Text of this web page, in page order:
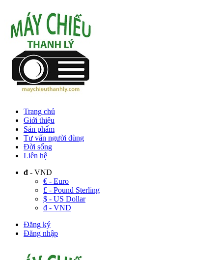
Trang chủ
Giới thiệu
Sản phẩm
Tư vấn người dùng
Đời sống
Liên hệ
đ - VND
€ - Euro
£ - Pound Sterling
$ - US Dollar
đ - VND
Đăng ký
Đăng nhập